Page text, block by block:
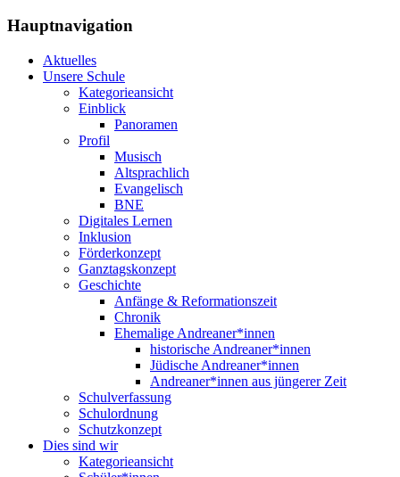
Hauptnavigation
Aktuelles
Unsere Schule
Kategorieansicht
Einblick
Panoramen
Profil
Musisch
Altsprachlich
Evangelisch
BNE
Digitales Lernen
Inklusion
Förderkonzept
Ganztagskonzept
Geschichte
Anfänge & Reformationszeit
Chronik
Ehemalige Andreaner*innen
historische Andreaner*innen
Jüdische Andreaner*innen
Andreaner*innen aus jüngerer Zeit
Schulverfassung
Schulordnung
Schutzkonzept
Dies sind wir
Kategorieansicht